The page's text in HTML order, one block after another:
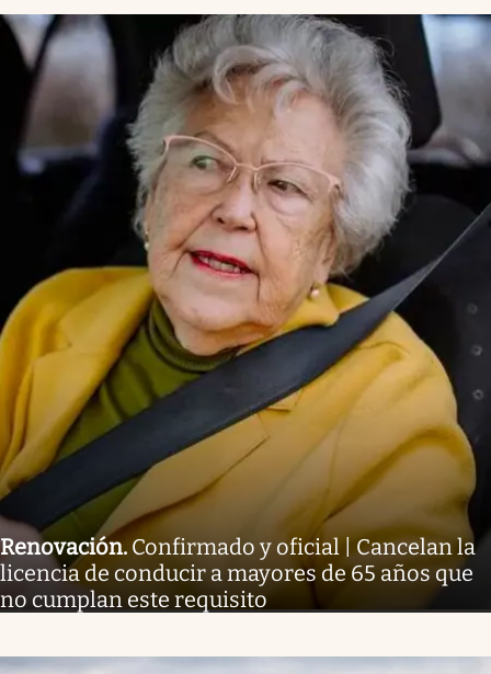
Renovación. Confirmado y oficial | Cancelan la
licencia de conducir a mayores de 65 años que
no cumplan este requisito